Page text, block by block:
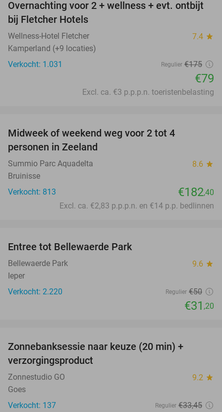
55%
Overnachting voor 2 + wellness + evt. ontbijt
bij Fletcher Hotels
Wellness-Hotel Fletcher 7.4 star
Kamperland (+9 locaties)
Verkocht: 1.031
Regulier €175
€79
Excl. ca. €3 p.p.p.n. toeristenbelasting
Midweek of weekend weg voor 2 tot 4
personen in Zeeland
Summio Parc Aquadelta 8.6 star
Bruinisse
Verkocht: 813
€182,40
Excl. ca. €2,83 p.p.p.n. en €14 p.p. bedlinnen
Entree tot Bellewaerde Park
Bellewaerde Park 9.6 star
Ieper
Verkocht: 2.220
Regulier €50
€31 ,20
Zonnebanksessie naar keuze (20 min) +
verzorgingsproduct
Zonnestudio GO 9.2 star
Goes
Verkocht: 137
Regulier €33,45